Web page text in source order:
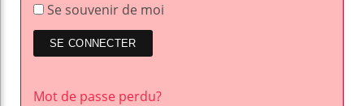
Se souvenir de moi
Mot de passe perdu?